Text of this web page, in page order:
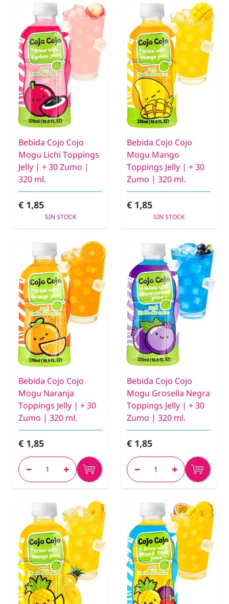
Bebida Cojo Cojo
Mogu Lichi Toppings
Jelly | + 30 Zumo |
320 ml.
€ 1,85
SIN STOCK
Bebida Cojo Cojo
Mogu Mango
Toppings Jelly | + 30
Zumo | 320 ml.
€ 1,85
SIN STOCK
Bebida Cojo Cojo
Mogu Naranja
Toppings Jelly | + 30
Zumo | 320 ml.
€ 1,85
Bebida Cojo Cojo
Mogu Grosella Negra
Toppings Jelly | + 30
Zumo | 320 ml.
€ 1,85